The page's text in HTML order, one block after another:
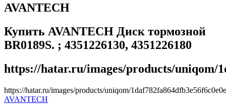
AVANTECH
Купить AVANTECH Диск тормозной
BR0189S. ; 4351226130, 4351226180
https://hatar.ru/images/products/uniqom/
https://hatar.ru/images/products/uniqom/
AVANTECH